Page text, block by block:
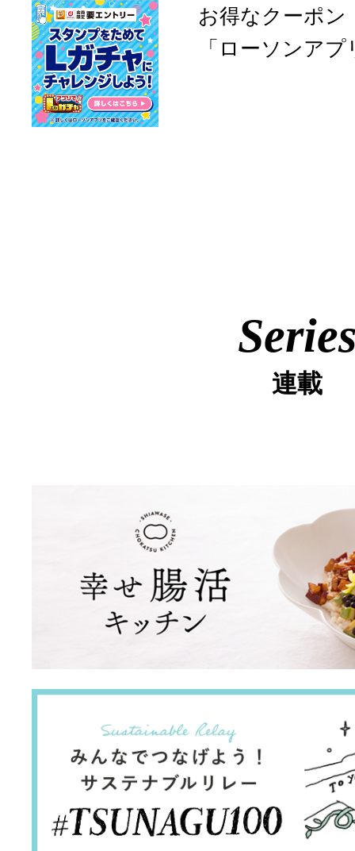
お得なクーポン
「ローソンア
連載